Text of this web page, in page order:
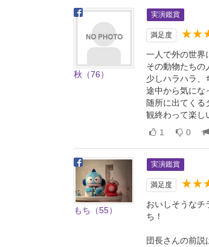
秋（76）
実演鑑賞
満足度
一人で外の世界
その動物たちの
少しハラハラ、
途中から気にな
随所に出てくる
観終わって楽し
1 0
もち（55）
実演鑑賞
満足度
おいしそうなチ
ち！
団長さんの前説